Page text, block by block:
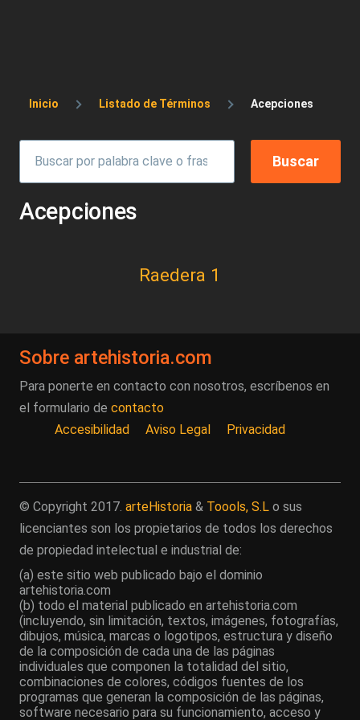
Sobrescribir enlaces de ayuda a la
Inicio Listado de Términos Acepciones
Acepciones
Raedera 1
Sobre artehistoria.com
Para ponerte en contacto con nosotros, escríbenos en
el formulario de contacto
Accesibilidad
Aviso Legal Privacidad
© Copyright 2017. arteHistoria & Toools, S.L o sus
licenciantes son los propietarios de todos los derechos
de propiedad intelectual e industrial de:
(a) este sitio web publicado bajo el dominio
artehistoria.com
(b) todo el material publicado en artehistoria.com
(incluyendo, sin limitación, textos, imágenes, fotografías,
dibujos, música, marcas o logotipos, estructura y diseño
de la composición de cada una de las páginas
individuales que componen la totalidad del sitio,
combinaciones de colores, códigos fuentes de los
programas que generan la composición de las páginas,
software necesario para su funcionamiento, acceso y